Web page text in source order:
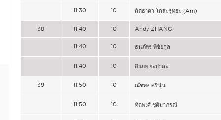
11:30 10 กิตธาดา โกสะรุทธะ (Am)
38 11:40 10 Andy ZHANG
11:40 10 ธนภัทร พิชัยกุล
11:40 10 สิรภพ ยะปาละ
39 11:50 10 ณัชพล ศรีนุ่น
11:50 10 ทัตพงศ์ ชุติมาภรณ์